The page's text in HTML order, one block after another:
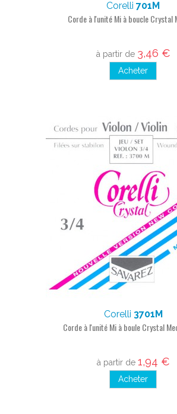
Corelli 701M
Corde à l'unité Mi à boucle Crystal
à partir de 3,46 €
Acheter
Corelli 3701M
Corde à l'unité Mi à boule Crystal
à partir de 1,94 €
Acheter